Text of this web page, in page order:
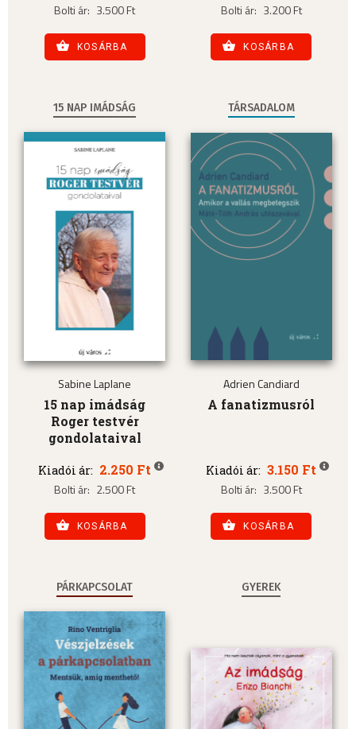
Bolti ár: 3.500 Ft
KOSÁRBA
Bolti ár: 3.200 Ft
KOSÁRBA
15 NAP IMÁDSÁG
Sabine Laplane
15 nap imádság
Roger testvér
gondolataival
Kiadói ár: 2.250 Ft
Bolti ár: 2.500 Ft
KOSÁRBA
TÁRSADALOM
Adrien Candiard
A fanatizmusról
Kiadói ár: 3.150 Ft
Bolti ár: 3.500 Ft
KOSÁRBA
PÁRKAPCSOLAT GYEREK